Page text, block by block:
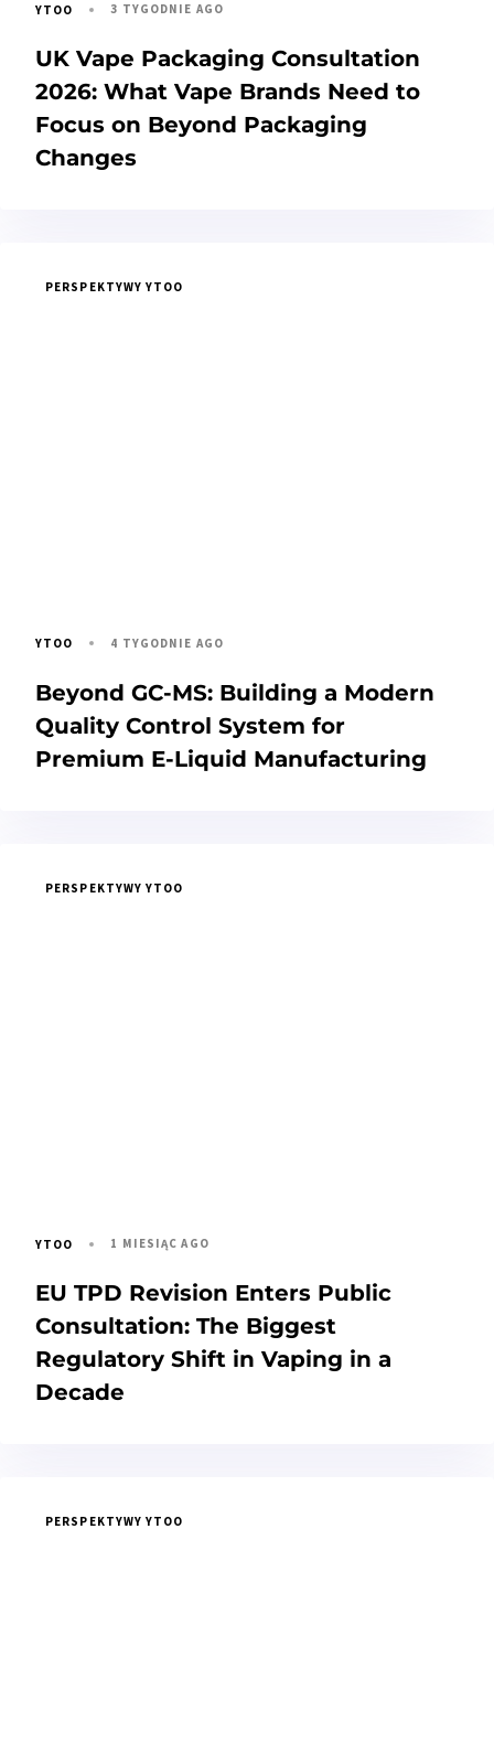
YTOO 3 TYGODNIE AGO
UK Vape Packaging Consultation
2026: What Vape Brands Need to
Focus on Beyond Packaging
Changes
PERSPEKTYWY YTOO
YTOO 4 TYGODNIE AGO
Beyond GC-MS: Building a Modern
Quality Control System for
Premium E-Liquid Manufacturing
PERSPEKTYWY YTOO
YTOO 1 MIESIĄC AGO
EU TPD Revision Enters Public
Consultation: The Biggest
Regulatory Shift in Vaping in a
Decade
PERSPEKTYWY YTOO